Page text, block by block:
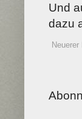
Und
dazu